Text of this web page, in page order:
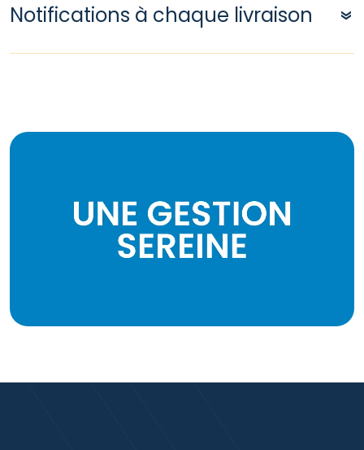
Notifications à chaque livraison